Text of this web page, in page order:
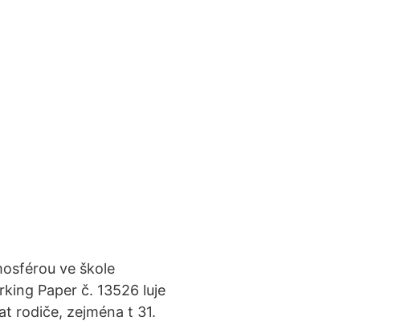
ve škole
Paper č. 13526 luje
rodiče, zejména t 31.